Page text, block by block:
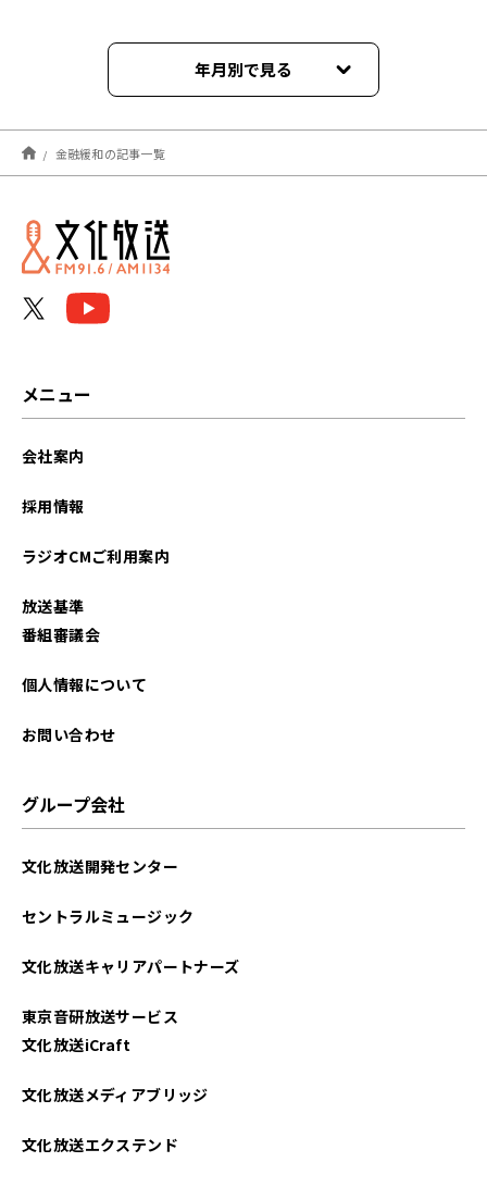
年月別で見る
2024年03月
2024年01月
2023年12月
金融緩和の記事一覧
メニュー
会社案内
採用情報
ラジオCMご利用案内
放送基準
番組審議会
個人情報について
お問い合わせ
グループ会社
文化放送開発センター
セントラルミュージック
文化放送キャリアパートナーズ
東京音研放送サービス
文化放送iCraft
文化放送メディアブリッジ
文化放送エクステンド